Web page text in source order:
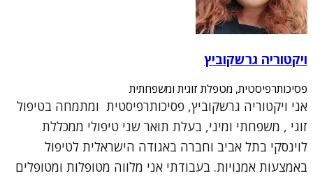
ויקטוריה גרשקוביץ
פסיכותרפיסטית, מטפלת זוגית ומשפחתית
אני ויקטוריה גרשקוביץ, פסיכותרפיסטית ומתמחה בטיפול
זוגי , משפחתי ומיני, בעלת תואר שני טיפולי ממכללת
לוינסקי בתל אביב וחברה באגודה הישראלית לטיפול
באמצעות אמנויות. בעבודתי אני מלווה מטופלות ומטופלים